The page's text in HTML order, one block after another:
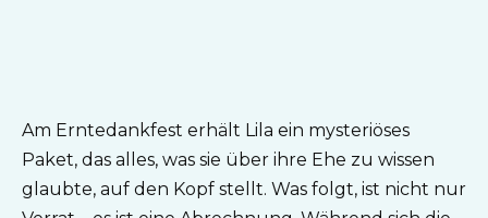
Am Erntedankfest erhält Lila ein mysteriöses
Paket, das alles, was sie über ihre Ehe zu wissen
glaubte, auf den Kopf stellt. Was folgt, ist nicht nur